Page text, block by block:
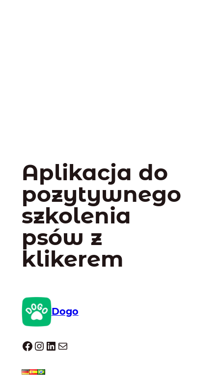
Aplikacja do
pozytywnego
szkolenia
psów z
klikerem
Dogo
Dogo facebook InstagramLinkedIn Mail